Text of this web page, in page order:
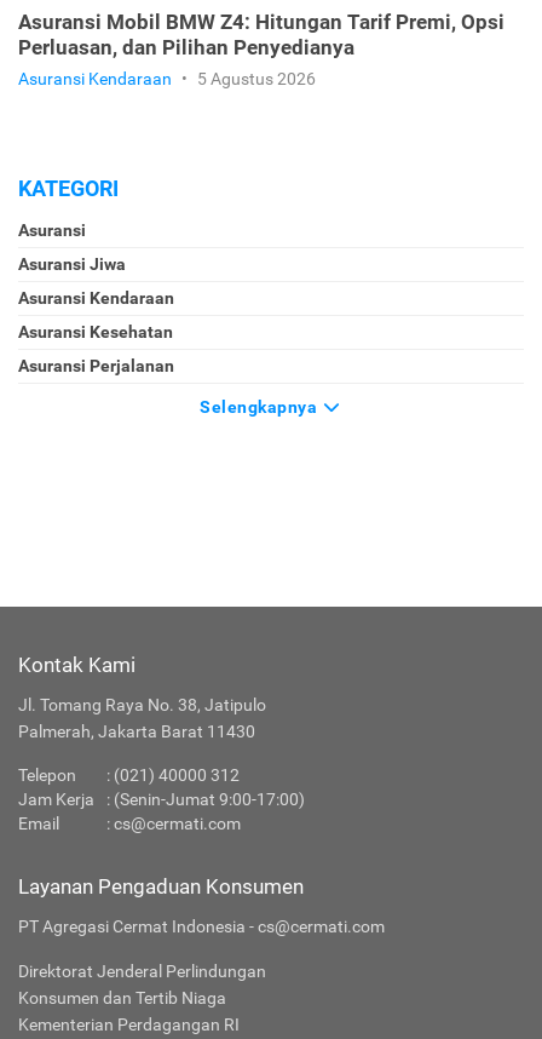
Asuransi Mobil BMW Z4: Hitungan Tarif Premi, Opsi
Perluasan, dan Pilihan Penyedianya
Asuransi Kendaraan • 5 Agustus 2026
KATEGORI
Asuransi
Asuransi Jiwa
Asuransi Kendaraan
Asuransi Kesehatan
Asuransi Perjalanan
Selengkapnya
Kontak Kami
Jl. Tomang Raya No. 38, Jatipulo
Palmerah, Jakarta Barat 11430
Telepon : (021) 40000 312
Jam Kerja
: (Senin-Jumat 9:00-17:00)
Email
:cs@cermati.com
Layanan Pengaduan Konsumen
PT Agregasi Cermat Indonesia - cs@cermati.com
Direktorat Jenderal Perlindungan
Konsumen dan Tertib Niaga
Kementerian Perdagangan RI